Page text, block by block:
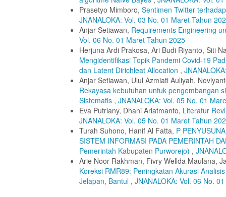
Prasetyo Mimboro, Sentimen Twitter
JNANALOKA: Vol. 03 No. 01 Maret Tahun
Anjar Setiawan, Requirements Engineering
Vol. 06 No. 01 Maret Tahun 2025
Herjuna Ardi Prakosa, Ari Budi Riyanto, Siti
Mengidentifikasi Topik Pandemi Covid-19
dan Latent Dirichleat Allocation ,
Anjar Setiawan, Ulul Azmiati Auliyah,
Rekayasa kebutuhan untuk pengembangan
Sistematis , JNANALOKA: Vol. 05 No. 01
Eva Putriany, Dhani Ariatmanto, Literatur
JNANALOKA: Vol. 05 No. 01 Maret Tahun
Turah Suhono, Hanif Al Fatta, P
SISTEM INFORMASI PADA PEMERINTAH
Pemerintah Kabupaten Purworejo) ,
Arie Noor Rakhman, Fivry Wellda Maulana,
Koreksi RMR89: Peningkatan Akurasi
Jelapan, Bantul , JNANALOKA: Vol. 06 No.